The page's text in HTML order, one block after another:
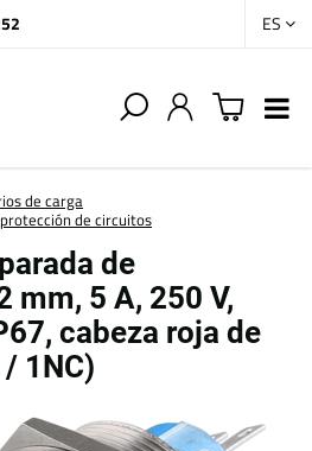
ES
de carga
de circuitos
de
mm, 5 A, 250 V,
cabeza roja de
1NC)